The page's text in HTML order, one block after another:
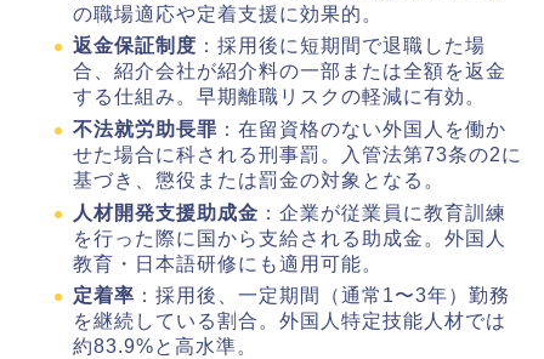
の職場適応や定着支援に効果的。
返金保証制度 ：採用後に短期間で退職した場
合、紹介会社が紹介料の一部または全額を返金
する仕組み。早期離職リスクの軽減に有効。
不法就労助長罪 ：在留資格のない外国人を働か
せた場合に科される刑事罰。入管法第73条の2に
基づき、懲役または罰金の対象となる。
人材開発支援助成金 ：企業が従業員に教育訓練
を行った際に国から支給される助成金。外国人
教育・日本語研修にも適用可能。
定着率 ：採用後、一定期間（通常1〜3年）勤務
を継続している割合。外国人特定技能人材では
約83.9%と高水準。